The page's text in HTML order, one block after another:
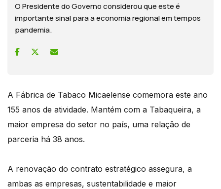
O Presidente do Governo considerou que este é
importante sinal para a economia regional em tempos
pandemia.
A Fábrica de Tabaco Micaelense comemora este ano
155 anos de atividade. Mantém com a Tabaqueira, a
maior empresa do setor no país, uma relação de
parceria há 38 anos.
A renovação do contrato estratégico assegura, a
ambas as empresas, sustentabilidade e maior